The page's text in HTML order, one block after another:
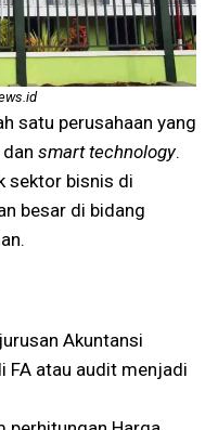
satu perusahaan yang
smart technology.
sektor bisnis di
besar di bidang
Akuntansi
FA atau audit menjadi